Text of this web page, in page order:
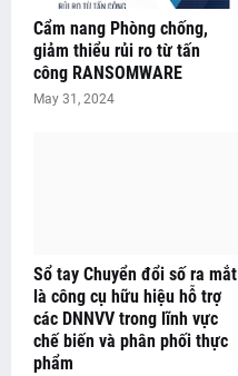
Cẩm nang Phòng chống,
giảm thiểu rủi ro từ tấn
công RANSOMWARE
May 31, 2024
Sổ tay Chuyển đổi số ra mắt
là công cụ hữu hiệu hỗ trợ
các DNNVV trong lĩnh vực
chế biến và phân phối thực
phẩm